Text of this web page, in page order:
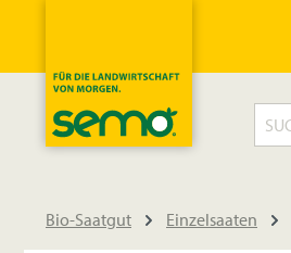
Bio-Saatgut Einzelsaaten